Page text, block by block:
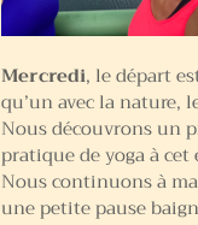
Mercredi, le départ
qu’un avec la nature,
Nous découvrons un
pratique de yoga à
Nous continuons à
une petite pause